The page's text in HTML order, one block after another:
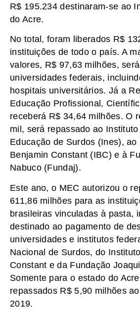
R$ 195.234 destinaram-se ao
do Acre.
No total, foram liberados R$
instituições de todo o país. A
valores, R$ 97,63 milhões,
universidades federais,
hospitais universitários. Já a
Educação Profissional,
receberá R$ 34,64 milhões. O
mil, será repassado ao
Educação de Surdos (Ines), ao
Benjamin Constant (IBC) e à
Nabuco (Fundaj).
Este ano, o MEC autorizou o
611,86 milhões para as
brasileiras vinculadas à pasta,
destinado ao pagamento de
universidades e institutos
Nacional de Surdos, do
Constant e da Fundação
Somente para o estado do
repassados R$ 5,90 milhões
2019.